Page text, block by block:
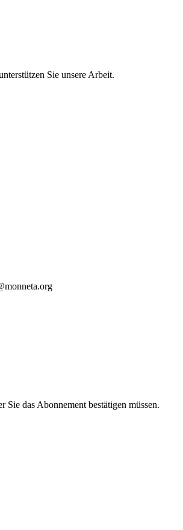
Sie unsere Arbeit.
das Abonnement bestätigen müssen.